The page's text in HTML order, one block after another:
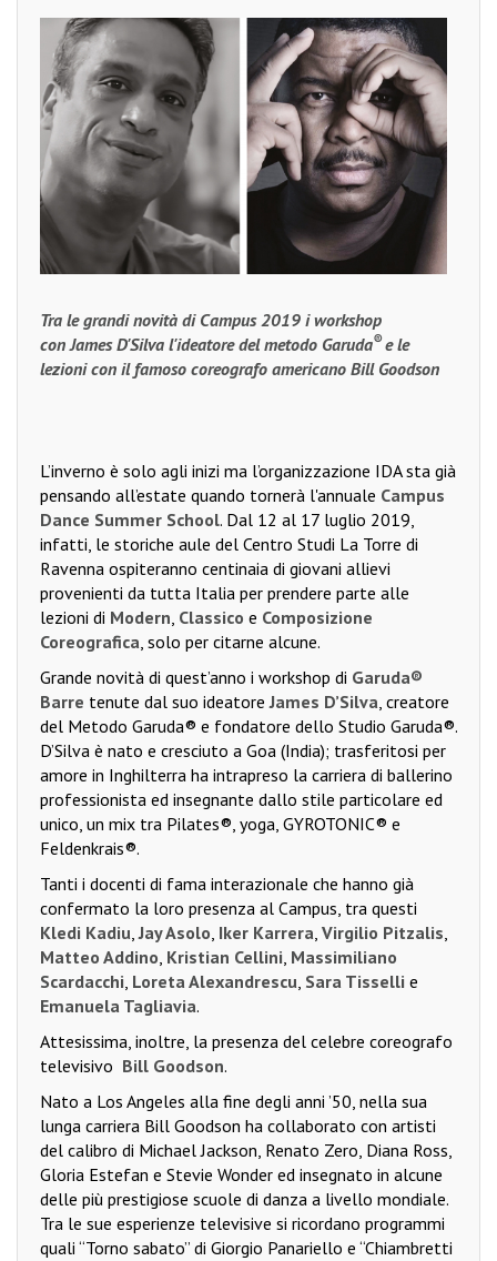
Tra le grandi novità di Campus 2019 i workshop
con James D'Silva l'ideatore del metodo Garuda®e le
lezioni con il famoso coreografo americano Bill Goodson
L’inverno è solo agli inizi ma l’organizzazione IDA sta già
pensando all’estate quando tornerà l'annuale Campus
Dance Summer School. Dal 12 al 17 luglio 2019,
infatti, le storiche aule del Centro Studi La Torre di
Ravenna ospiteranno centinaia di giovani allievi
provenienti da tutta Italia per prendere parte alle
lezioni di Modern Classico e Composizione
Coreografica , solo per citarne alcune.
Grande novità di quest’anno i workshop di Garuda®
Barre tenute dal suo ideatore James D’Silva , creatore
del Metodo Garuda® e fondatore dello Studio Garuda®.
D’Silva è nato e cresciuto a Goa (India); trasferitosi per
amore in Inghilterra ha intrapreso la carriera di ballerino
professionista ed insegnante dallo stile particolare ed
unico, un mix tra Pilates®, yoga, GYROTONIC® e
Feldenkrais®.
Tanti i docenti di fama interazionale che hanno già
confermato la loro presenza al Campus, tra questi
Kledi Kadiu ,Jay Asolo Iker Karrera Virgilio Pitzalis
Matteo Addino Kristian Cellini Massimiliano
Scardacchi Loreta Alexandrescu Sara Tisselli e
Emanuela Tagliavia.
Attesissima, inoltre, la presenza del celebre coreografo
televisivo Bill Goodson.
Nato a Los Angeles alla fine degli anni ’50, nella sua
lunga carriera Bill Goodson ha collaborato con artisti
del calibro di Michael Jackson, Renato Zero, Diana Ross,
Gloria Estefan e Stevie Wonder ed insegnato in alcune
delle più prestigiose scuole di danza a livello mondiale.
Tra le sue esperienze televisive si ricordano programmi
quali “Torno sabato” di Giorgio Panariello e “Chiambretti